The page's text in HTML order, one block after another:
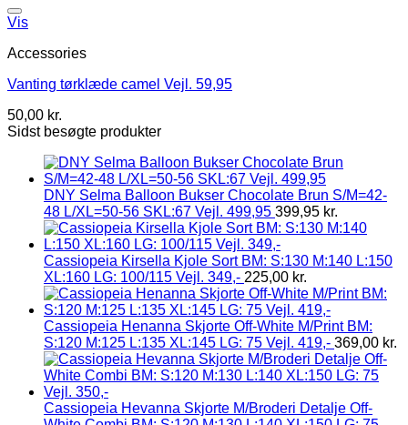
Vis
Accessories
Vanting tørklæde camel Vejl. 59,95
50,00 kr.
Sidst besøgte produkter
DNY Selma Balloon Bukser Chocolate Brun S/M=42-
48 L/XL=50-56 SKL:67 Vejl. 499,95 399,95 kr.
Cassiopeia Kirsella Kjole Sort BM: S:130 M:140 L:150
XL:160 LG: 100/115 Vejl. 349,- 225,00 kr.
Cassiopeia Henanna Skjorte Off-White M/Print BM:
S:120 M:125 L:135 XL:145 LG: 75 Vejl. 419,- 369,00 kr.
Cassiopeia Hevanna Skjorte M/Broderi Detalje Off-